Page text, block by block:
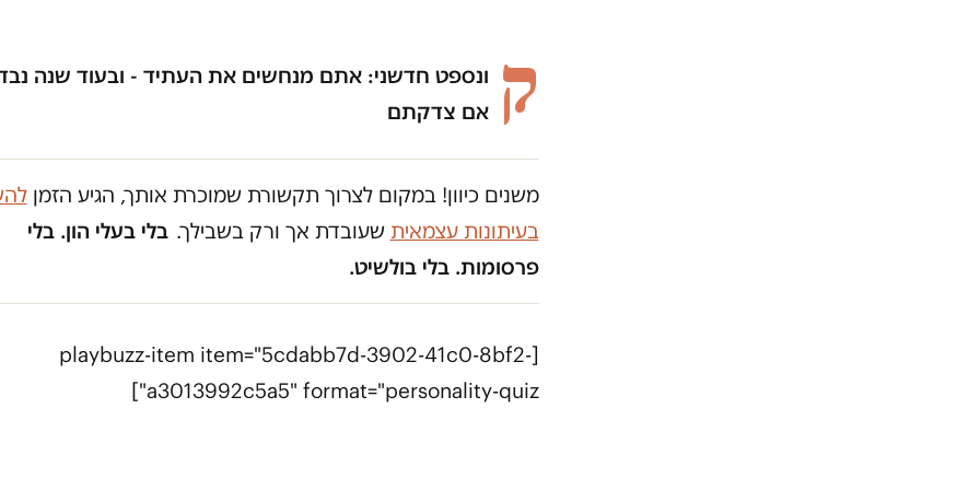
ק ונספט חדשני: אתם מנחשים את העתיד - ובעוד שנה
אם צדקתם
משנים כיוון! במקום לצרוך תקשורת שמוכרת אותך, הגיע הזמן
בעיתונות עצמאית שעובדת אך ורק בשבילך. בלי בעלי הון. בלי
פרסומות. בלי בולשיט.
[playbuzz-item item="5cdabb7d-3902-41c0-8bf2-
a3013992c5a5" format="personality-quiz"]